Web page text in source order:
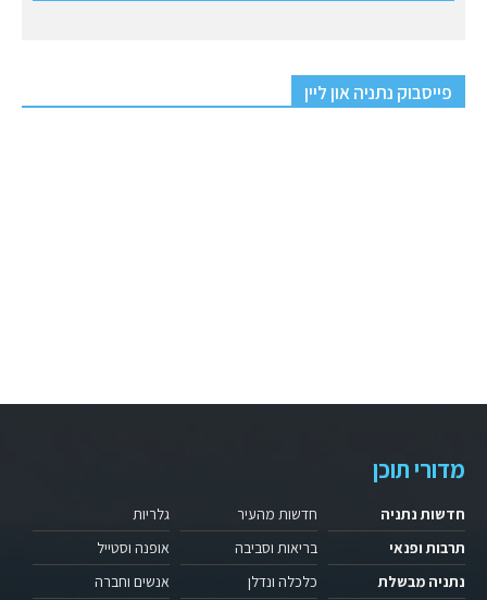
פייסבוק נתניה און ליין
מדורי תוכן
חדשות נתניה
תרבות ופנאי
נתניה מבשלת
חדשות מהעיר
בריאות וסביבה
כלכלה ונדלן
גלריות
אופנה וסטייל
אנשים וחברה